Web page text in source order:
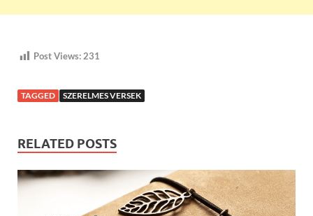
Post Views: 231
TAGGED SZERELMES VERSEK
RELATED POSTS